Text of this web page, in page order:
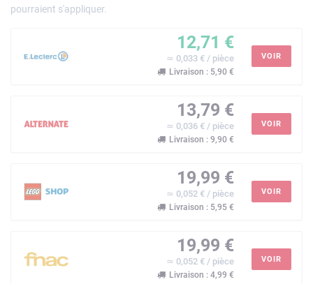
pourraient s'appliquer.
12,71 €
≃ 0,033 € / pièce
Livraison : 5,90 €
VOIR
13,79 €
≃ 0,036 € / pièce
Livraison : 9,90 €
VOIR
19,99 €
≃ 0,052 € / pièce
Livraison : 5,95 €
VOIR
19,99 €
≃ 0,052 € / pièce
Livraison : 4,99 €
VOIR